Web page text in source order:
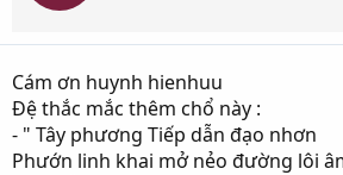
Cám ơn huynh hienhuu
Đệ thắc mắc thêm chổ này :
- " Tây phương Tiếp dẫn đạo nhơn
Phướn linh khai mở nẻo đường lôi